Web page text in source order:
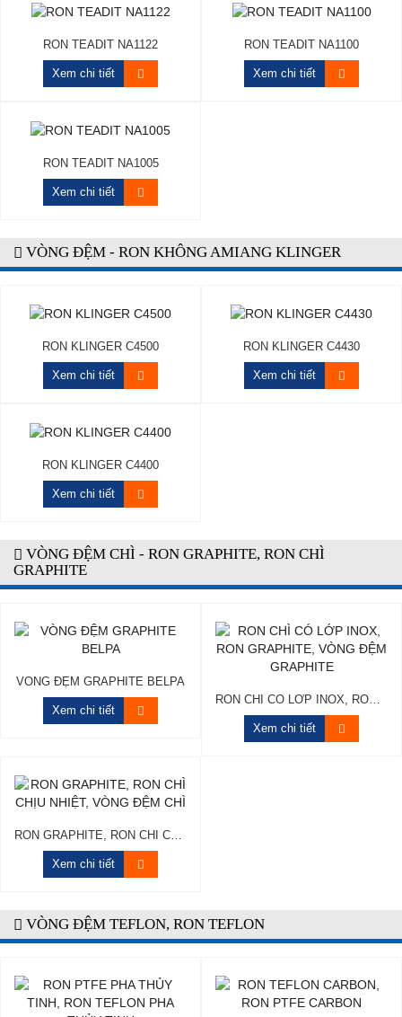
RON TEADIT NA1122
Xem chi tiết
RON TEADIT NA1100
Xem chi tiết
RON TEADIT NA1005
Xem chi tiết
VÒNG ĐỆM - RON KHÔNG AMIANG KLINGER
RON KLINGER C4500
Xem chi tiết
RON KLINGER C4430
Xem chi tiết
RON KLINGER C4400
Xem chi tiết
VÒNG ĐỆM CHÌ - RON GRAPHITE, RON CHÌ
GRAPHITE
VÒNG ĐỆM GRAPHITE BELPA
Xem chi tiết
RON CHÌ CÓ LỚP INOX, RON GRAPHITE, VÒNG ĐỆM GRAPHITE
Xem chi tiết
RON GRAPHITE, RON CHÌ CHỊU NHIỆT, VÒNG ĐỆM CHÌ
Xem chi tiết
VÒNG ĐỆM TEFLON, RON TEFLON